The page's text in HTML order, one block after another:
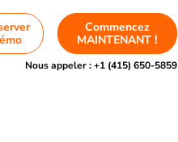
Commencez
MAINTENANT !
Nous appeler :+1 (415) 650-5859